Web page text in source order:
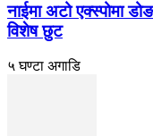
नाईमा अटो एक्स्पोमा
विशेष छुट
५ घण्टा अगाडि